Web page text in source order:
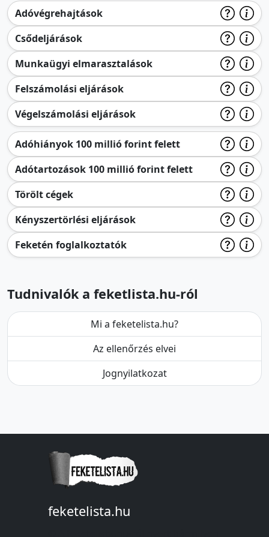
Adóvégrehajtások
Csődeljárások
Munkaügyi elmarasztalások
Felszámolási eljárások
Végelszámolási eljárások
Adóhiányok 100 millió forint felett
Adótartozások 100 millió forint felett
Törölt cégek
Kényszertörlési eljárások
Feketén foglalkoztatók
Tudnivalók a feketlista.hu-ról
Mi a feketelista.hu?
Az ellenőrzés elvei
Jognyilatkozat
feketelista.hu